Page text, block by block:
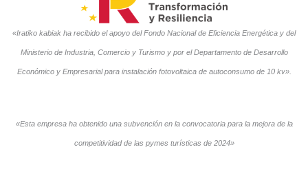
«Iratiko kabiak ha recibido el apoyo del Fondo Nacional de Eficiencia Energética y del
Ministerio de Industria, Comercio y Turismo y por el Departamento de Desarrollo
Económico y Empresarial para instalación fotovoltaica de autoconsumo de 10 kv».
«Esta empresa ha obtenido una subvención en la convocatoria para la mejora de la
competitividad de las pymes turísticas de 2024»